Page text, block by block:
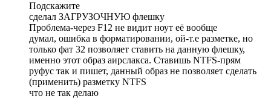
Подскажите
сделал ЗАГРУЗОЧНУЮ флешку
Проблема-через F12 не видит ноут её вообще
думал, ошибка в форматировании, ой-т.е разметке, но
только фат 32 позволяет ставить на данную флешку,
именно этот образ аирслакса. Ставишь NTFS-прям
руфус так и пишет, данный образ не позволяет сделать
(применить) разметку NTFS
что не так делаю